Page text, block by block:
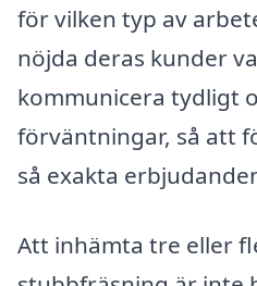
för vilken typ av
nöjda deras kunder
kommunicera tydligt
förväntningar, så att
så exakta
Att inhämta tre eller